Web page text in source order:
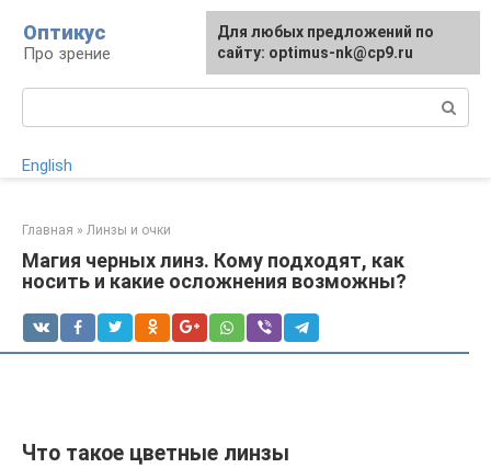
контенту
Оптикус
Про зрение
English
Главная » Линзы и очки
Магия черных линз. Кому подходят, как
носить и какие осложнения возможны?
Что такое цветные линзы
Для любых предложений по
сайту: optimus-nk@cp9.ru